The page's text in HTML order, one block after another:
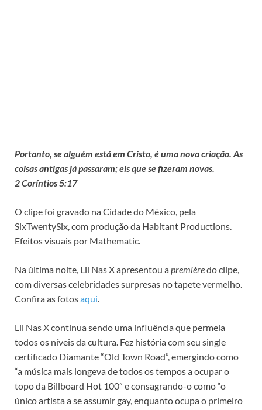
Portanto, se alguém está em Cristo, é uma nova criação. As
coisas antigas já passaram; eis que se fizeram novas.
2 Coríntios 5:17
O clipe foi gravado na Cidade do México, pela
SixTwentySix, com produção da Habitant Productions.
Efeitos visuais por Mathematic.
Na última noite, Lil Nas X apresentou apremièredo clipe,
com diversas celebridades surpresas no tapete vermelho.
Confira as fotosaqui.
Lil Nas X continua sendo uma influência que permeia
todos os níveis da cultura. Fez história com seu single
certificado Diamante “Old Town Road”, emergindo como
“a música mais longeva de todos os tempos a ocupar o
topo da Billboard Hot 100” e consagrando-o como “o
único artista a se assumir gay, enquanto ocupa o primeiro